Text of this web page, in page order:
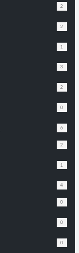
2
2
1
3
2
0
6
2
1
4
0
0
0